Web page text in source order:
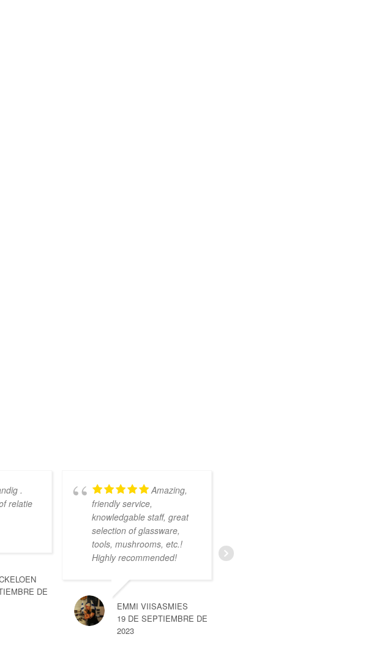
.
relatie
DE
Amazing,
friendly service,
knowledgable staff, great
selection of glassware,
tools, mushrooms, etc.!
Highly recommended!
EMMI VIISASMIES
19 DE SEPTIEMBRE DE
2023